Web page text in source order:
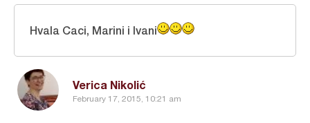
Verica Nikolić
February 17, 2015, 10:21 am
Hvala Caci, Marini i Ivani